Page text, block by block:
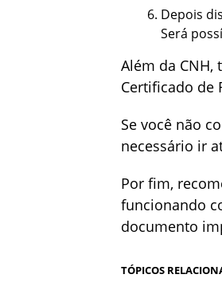
Depois
Será
Além da
Certificado de
Se você não
necessário ir
Por fim,
funcionando
documento
TÓPICOS